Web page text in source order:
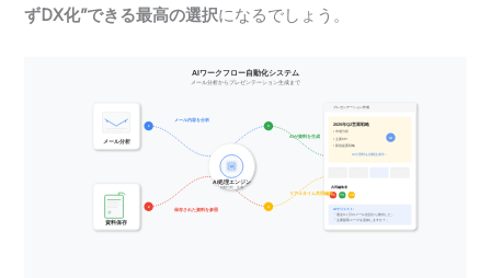
ずDX化”できる最高の選択になるでしょう。